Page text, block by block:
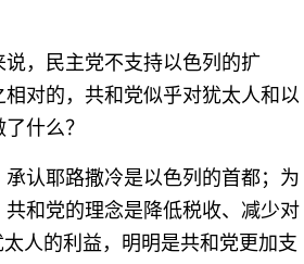
，民主党不支持以色列的扩
对的，共和党似乎对犹太人和以
什么？
认耶路撒冷是以色列的首都；为
和党的理念是降低税收、减少对
人的利益，明明是共和党更加支